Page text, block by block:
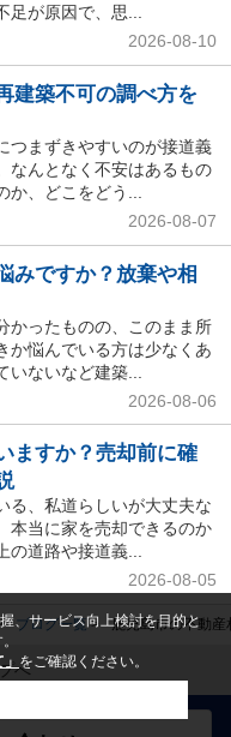
が原因で、思...
2026-08-10
建築不可の調べ方を
つまずきやすいのが接道義
なんとなく不安はあるもの
、どこをどう...
2026-08-07
みですか？放棄や相
かったものの、このまま所
か悩んでいる方は少なくあ
ないなど建築...
2026-08-06
ますか？売却前に確
る、私道らしいが大丈夫な
本当に家を売却できるのか
の道路や接道義...
2026-08-05
ブログ一覧 鹿児島市の不動
へ
、サービス向上検討を目的と
をご確認ください。